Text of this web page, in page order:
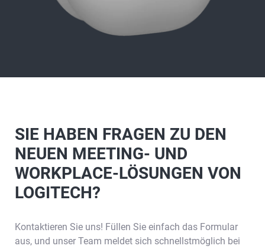
SIE HABEN FRAGEN ZU DEN
NEUEN MEETING- UND
WORKPLACE-LÖSUNGEN VON
LOGITECH?
Kontaktieren Sie uns! Füllen Sie einfach das Formular
aus, und unser Team meldet sich schnellstmöglich bei